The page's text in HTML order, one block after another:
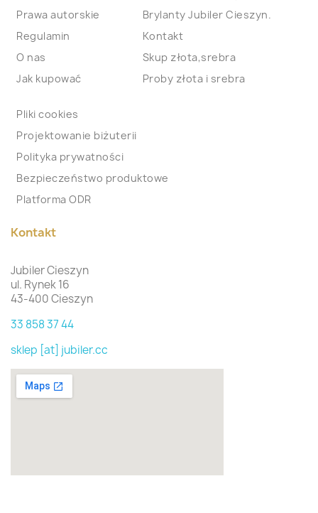
Prawa autorskie
Regulamin
O nas
Jak kupować
Brylanty Jubiler Cieszyn.
Kontakt
Skup złota,srebra
Proby złota i srebra
Pliki cookies
Projektowanie biżuterii
Polityka prywatności
Bezpieczeństwo produktowe
Platforma ODR
Kontakt
Jubiler Cieszyn
ul. Rynek 16
43-400 Cieszyn
33 858 37 44
sklep [at] jubiler.cc